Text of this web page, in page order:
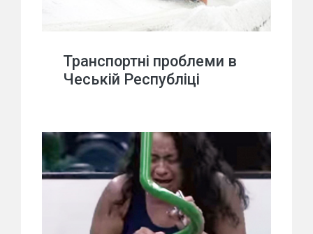
Транспортні проблеми в
Чеській Республіці